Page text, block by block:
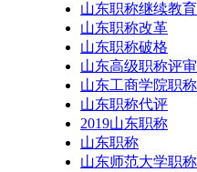
山东职称继续教育
山东职称改革
山东职称破格
山东高级职称评审
山东工商学院职
山东职称代评
2019山东职称
山东职称
山东师范大学职称